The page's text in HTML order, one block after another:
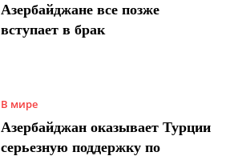
Азербайджане все позже
вступает в брак
В мире
Азербайджан оказывает Турции
серьезную поддержку по